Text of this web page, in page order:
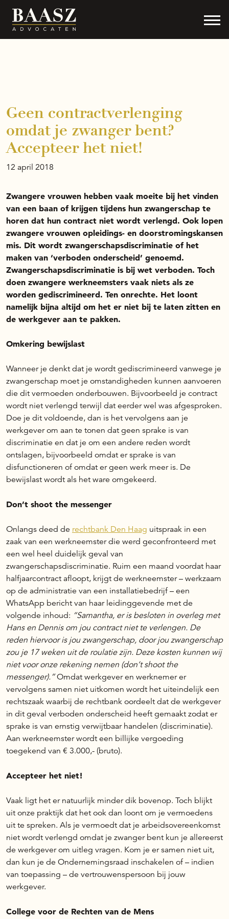
Ga naar de inhoud
Geen contractverlenging
omdat je zwanger bent?
Accepteer het niet!
12 april 2018
Zwangere vrouwen hebben vaak moeite bij het vinden
van een baan of krijgen tijdens hun zwangerschap te
horen dat hun contract niet wordt verlengd. Ook lopen
zwangere vrouwen opleidings- en doorstromingskansen
mis. Dit wordt zwangerschapsdiscriminatie of het
maken van ‘verboden onderscheid’ genoemd.
Zwangerschapsdiscriminatie is bij wet verboden. Toch
doen zwangere werkneemsters vaak niets als ze
worden gediscrimineerd. Ten onrechte. Het loont
namelijk bijna altijd om het er niet bij te laten zitten en
de werkgever aan te pakken.
Omkering bewijslast
Wanneer je denkt dat je wordt gediscrimineerd vanwege je
zwangerschap moet je omstandigheden kunnen aanvoeren
die dit vermoeden onderbouwen. Bijvoorbeeld je contract
wordt niet verlengd terwijl dat eerder wel was afgesproken.
Doe je dit voldoende, dan is het vervolgens aan je
werkgever om aan te tonen dat geen sprake is van
discriminatie en dat je om een andere reden wordt
ontslagen, bijvoorbeeld omdat er sprake is van
disfunctioneren of omdat er geen werk meer is. De
bewijslast wordt als het ware omgekeerd.
Don’t shoot the messenger
Onlangs deed de rechtbank Den Haag uitspraak in een
zaak van een werkneemster die werd geconfronteerd met
een wel heel duidelijk geval van
zwangerschapsdiscriminatie. Ruim een maand voordat haar
halfjaarcontract afloopt, krijgt de werkneemster – werkzaam
op de administratie van een installatiebedrijf – een
WhatsApp bericht van haar leidinggevende met de
volgende inhoud: “Samantha, er is besloten in overleg met
Hans en Dennis om jou contract niet te verlengen. De
reden hiervoor is jou zwangerschap, door jou zwangerschap
zou je 17 weken uit de roulatie zijn. Deze kosten kunnen wij
niet voor onze rekening nemen (don’t shoot the
messenger).”Omdat werkgever en werknemer er
vervolgens samen niet uitkomen wordt het uiteindelijk een
rechtszaak waarbij de rechtbank oordeelt dat de werkgever
in dit geval verboden onderscheid heeft gemaakt zodat er
sprake is van ernstig verwijtbaar handelen (discriminatie).
Aan werkneemster wordt een billijke vergoeding
toegekend van € 3.000,- (bruto).
Accepteer het niet!
Vaak ligt het er natuurlijk minder dik bovenop. Toch blijkt
uit onze praktijk dat het ook dan loont om je vermoedens
uit te spreken. Als je vermoedt dat je arbeidsovereenkomst
niet wordt verlengd omdat je zwanger bent kun je allereerst
de werkgever om uitleg vragen. Kom je er samen niet uit,
dan kun je de Ondernemingsraad inschakelen of – indien
van toepassing – de vertrouwenspersoon bij jouw
werkgever.
College voor de Rechten van de Mens